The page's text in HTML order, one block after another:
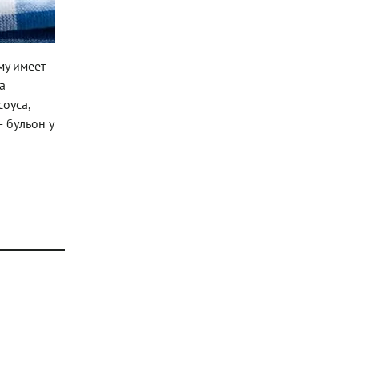
имеет
бульон у